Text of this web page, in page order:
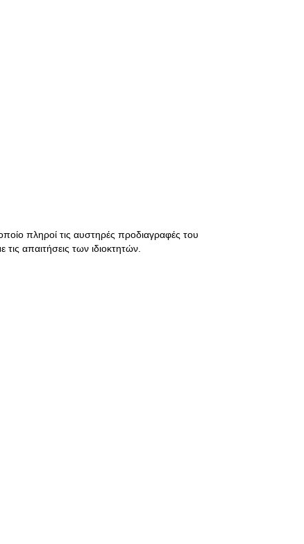
πληροί τις αυστηρές προδιαγραφές του
απαιτήσεις των ιδιοκτητών.